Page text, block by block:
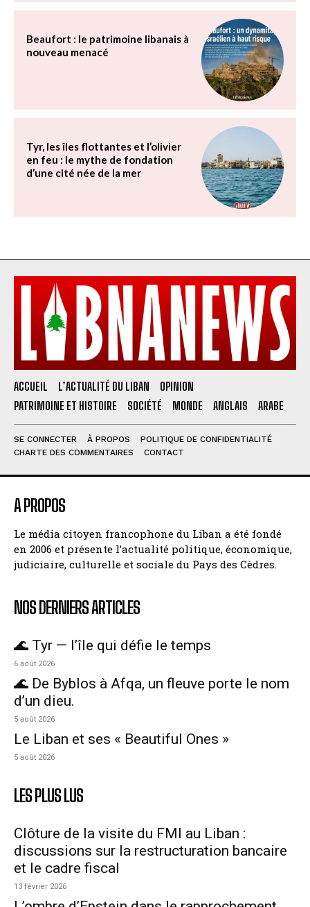
Beaufort : le patrimoine libanais à
nouveau menacé
Tyr, les îles flottantes et l’olivier
en feu : le mythe de fondation
d’une cité née de la mer
ACCUEIL L’ACTUALITÉ DU LIBAN
OPINION
PATRIMOINE ET HISTOIRE
SOCIÉTÉ MONDE ANGLAIS ARABE
SE CONNECTER À PROPOS
POLITIQUE DE CONFIDENTIALITÉ
CHARTE DES COMMENTAIRES
CONTACT
A PROPOS
Le média citoyen francophone du Liban a été fondé
en 2006 et présente l’actualité politique, économique,
judiciaire, culturelle et sociale du Pays des Cèdres.
NOS DERNIERS ARTICLES
🌊 Tyr — l’île qui défie le temps
6 août 2026
🌊 De Byblos à Afqa, un fleuve porte le nom
d’un dieu.
5 août 2026
Le Liban et ses « Beautiful Ones »
5 août 2026
LES PLUS LUS
Clôture de la visite du FMI au Liban :
discussions sur la restructuration bancaire
et le cadre fiscal
13 février 2026